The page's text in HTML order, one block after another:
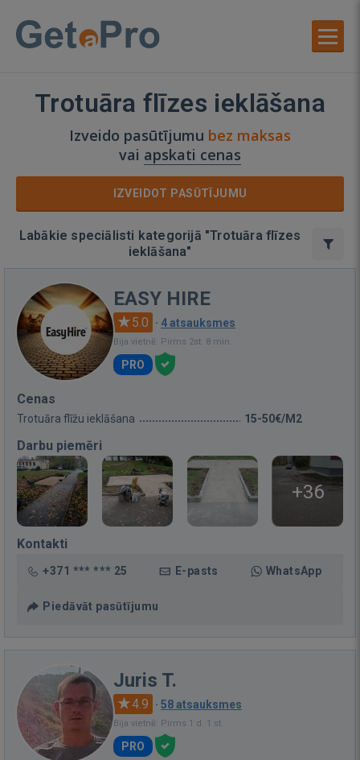
Trotuāra flīzes ieklāšana
Izveido pasūtījumu bez maksas
vai apskati cenas
IZVEIDOT PASŪTĪJUMU
Labākie speciālisti kategorijā "Trotuāra flīzes
ieklāšana"
EASY HIRE
5.0 · 4 atsauksmes
Bija vietnē: Pirms 2st. 8 min.
PRO
Cenas
Trotuāra flīžu ieklāšana 15-50€/M2
Darbu piemēri
+36
Kontakti
+371 *** *** 25 E-pasts WhatsApp
Piedāvāt pasūtījumu
Juris T.
4.9 · 58 atsauksmes
Bija vietnē: Pirms 1 d. 1 st.
PRO